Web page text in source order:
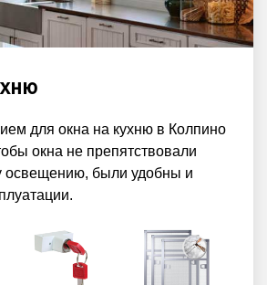
для окна на кухню в Колпино
окна не препятствовали
освещению, были удобны и